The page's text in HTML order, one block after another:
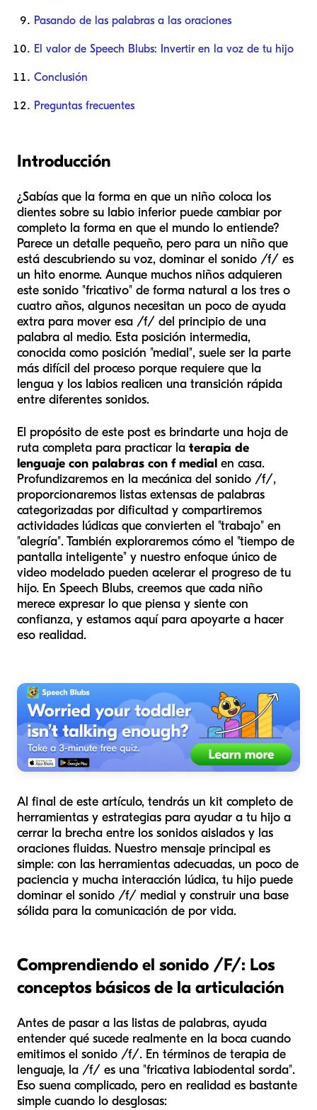
Pasando de las palabras a las oraciones
El valor de Speech Blubs: Invertir en la voz de tu hijo
Conclusión
Preguntas frecuentes
Introducción
¿Sabías que la forma en que un niño coloca los
dientes sobre su labio inferior puede cambiar por
completo la forma en que el mundo lo entiende?
Parece un detalle pequeño, pero para un niño que
está descubriendo su voz, dominar el sonido /f/ es
un hito enorme. Aunque muchos niños adquieren
este sonido "fricativo" de forma natural a los tres o
cuatro años, algunos necesitan un poco de ayuda
extra para mover esa /f/ del principio de una
palabra al medio. Esta posición intermedia,
conocida como posición "medial", suele ser la parte
más difícil del proceso porque requiere que la
lengua y los labios realicen una transición rápida
entre diferentes sonidos.
El propósito de este post es brindarte una hoja de
ruta completa para practicar la terapia de
lenguaje con palabras con f medial en casa.
Profundizaremos en la mecánica del sonido /f/,
proporcionaremos listas extensas de palabras
categorizadas por dificultad y compartiremos
actividades lúdicas que convierten el "trabajo" en
"alegría". También exploraremos cómo el "tiempo de
pantalla inteligente" y nuestro enfoque único de
video modelado pueden acelerar el progreso de tu
hijo. En Speech Blubs, creemos que cada niño
merece expresar lo que piensa y siente con
confianza, y estamos aquí para apoyarte a hacer
eso realidad.
Al final de este artículo, tendrás un kit completo de
herramientas y estrategias para ayudar a tu hijo a
cerrar la brecha entre los sonidos aislados y las
oraciones fluidas. Nuestro mensaje principal es
simple: con las herramientas adecuadas, un poco de
paciencia y mucha interacción lúdica, tu hijo puede
dominar el sonido /f/ medial y construir una base
sólida para la comunicación de por vida.
Comprendiendo el sonido /F/: Los
conceptos básicos de la articulación
Antes de pasar a las listas de palabras, ayuda
entender qué sucede realmente en la boca cuando
emitimos el sonido /f/. En términos de terapia de
lenguaje, la /f/ es una "fricativa labiodental sorda".
Eso suena complicado, pero en realidad es bastante
simple cuando lo desglosas: